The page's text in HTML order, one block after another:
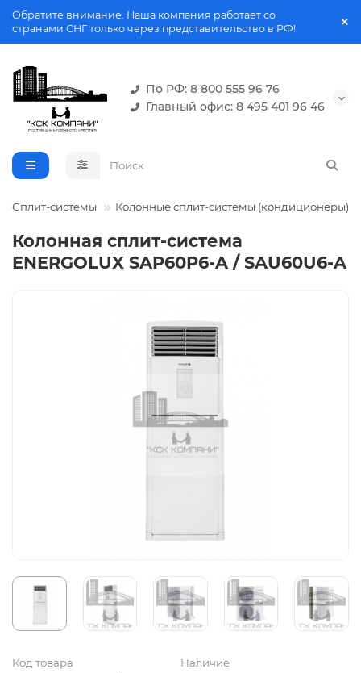
Обратите внимание. Наша компания работает со
странами СНГ только через представительство в РФ!
По РФ: 8 800 555 96 76
Главный офис: 8 495 401 96 46
Сплит-системы Колонные сплит-системы (кондиционеры)
Колонная сплит-система
ENERGOLUX SAP60P6-A / SAU60U6-A
Код товара Наличие